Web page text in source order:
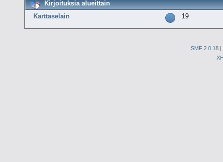
Kirjoituksia alueittain
Karttaselain
19
SMF 2.0.18 |